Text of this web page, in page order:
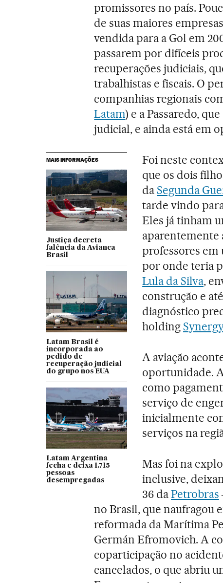
promissores no país.
de suas maiores
vendida para a Gol em
passarem por difíceis
recuperações judiciais,
trabalhistas e fiscais. O
companhias regionais
Latam) e a Passaredo,
judicial, e ainda está em
MAIS INFORMAÇÕES
Justiça decreta
falência da Avianca
Brasil
Latam Brasil é
incorporada ao
pedido de
recuperação judicial
do grupo nos EUA
Latam Argentina
fecha e deixa 1.715
pessoas
desempregadas
Foi neste
que os dois
da Segunda
tarde vindo
Eles já tinham
aparentemente
professores em
por onde teria
Lula da Silva,
construção e
diagnóstico
holding
A aviação
oportunidade.
como
serviço de
inicialmente
serviços na
Mas foi na
inclusive,
36 daPetrobras
no Brasil, que naufragou
reformada da Marítima
Germán Efromovich. A
coparticipação no
cancelados, o que abriu